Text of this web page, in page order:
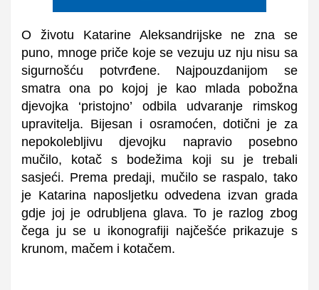
O životu Katarine Aleksandrijske ne zna se
puno, mnoge priče koje se vezuju uz nju nisu sa
sigurnošću potvrđene. Najpouzdanijom se
smatra ona po kojoj je kao mlada pobožna
djevojka ‘pristojno’ odbila udvaranje rimskog
upravitelja. Bijesan i osramoćen, dotični je za
nepokolebljivu djevojku napravio posebno
mučilo, kotač s bodežima koji su je trebali
sasjeći. Prema predaji, mučilo se raspalo, tako
je Katarina naposljetku odvedena izvan grada
gdje joj je odrubljena glava. To je razlog zbog
čega ju se u ikonografiji najčešće prikazuje s
krunom, mačem i kotačem.